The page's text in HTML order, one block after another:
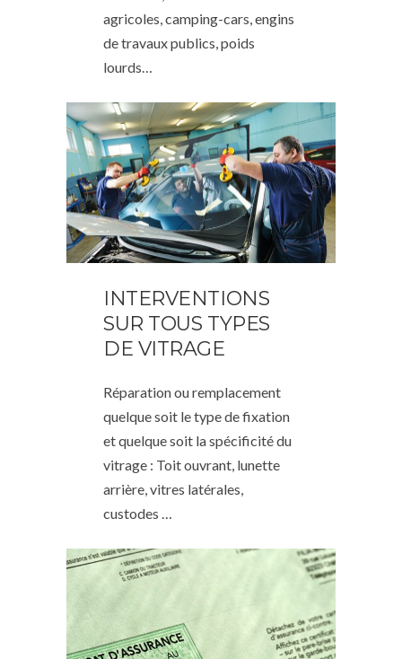
agricoles, camping-cars, engins
de travaux publics, poids
lourds…
INTERVENTIONS
SUR TOUS TYPES
DE VITRAGE
Réparation ou remplacement
quelque soit le type de fixation
et quelque soit la spécificité du
vitrage : Toit ouvrant, lunette
arrière, vitres latérales,
custodes …